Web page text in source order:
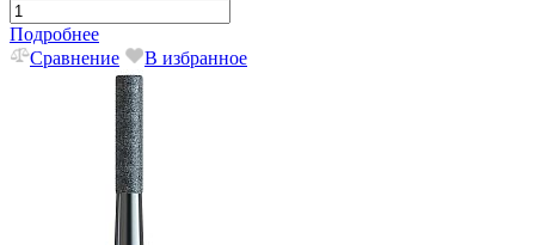
Подробнее
Сравнение
В избранное